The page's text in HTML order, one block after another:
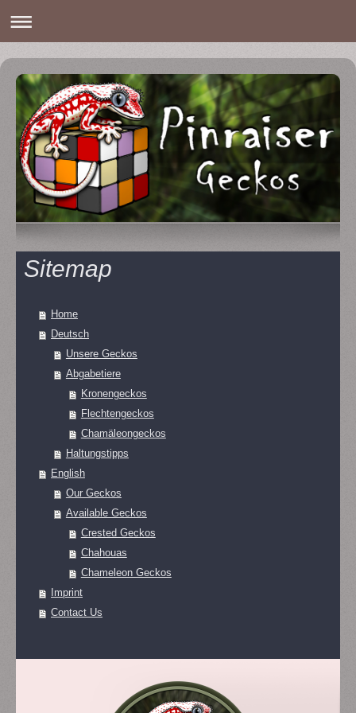
Sitemap
Home
Deutsch
Unsere Geckos
Abgabetiere
Kronengeckos
Flechtengeckos
Chamäleongeckos
Haltungstipps
English
Our Geckos
Available Geckos
Crested Geckos
Chahouas
Chameleon Geckos
Imprint
Contact Us